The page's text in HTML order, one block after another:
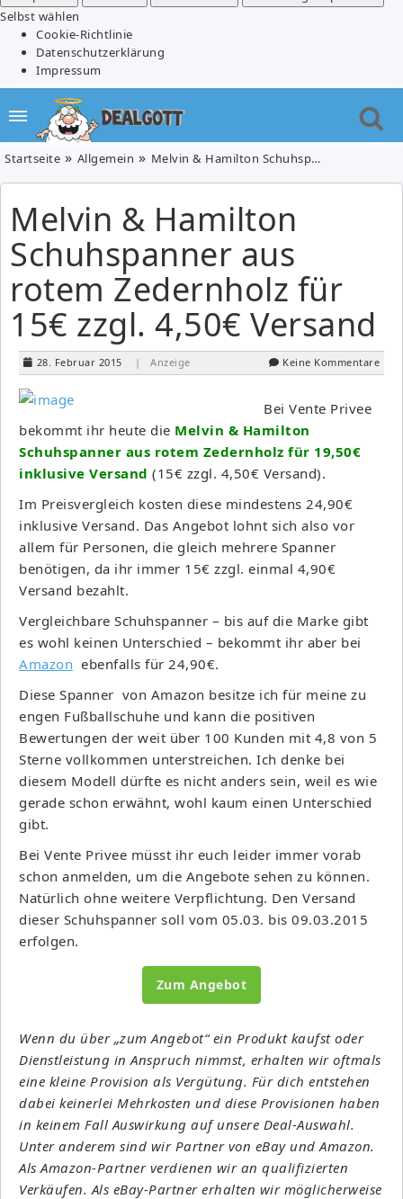
Selbst wählen
Cookie-Richtlinie
Datenschutzerklärung
Impressum
Startseite Allgemein Melvin & Hamilton Schuhspanner aus rotem Zedernholz für 15€ zzgl. 4,50€ Versand
Melvin & Hamilton
Schuhspanner aus
rotem Zedernholz für
15€ zzgl. 4,50€ Versand
28. Februar 2015 | Anzeige Keine Kommentare
Bei Vente Privee
bekommt ihr heute die Melvin & Hamilton
Schuhspanner aus rotem Zedernholz für 19,50€
inklusive Versand (15€ zzgl. 4,50€ Versand).
Im Preisvergleich kosten diese mindestens 24,90€
inklusive Versand. Das Angebot lohnt sich also vor
allem für Personen, die gleich mehrere Spanner
benötigen, da ihr immer 15€ zzgl. einmal 4,90€
Versand bezahlt.
Vergleichbare Schuhspanner – bis auf die Marke gibt
es wohl keinen Unterschied – bekommt ihr aber bei
Amazon ebenfalls für 24,90€.
Diese Spanner von Amazon besitze ich für meine zu
engen Fußballschuhe und kann die positiven
Bewertungen der weit über 100 Kunden mit 4,8 von 5
Sterne vollkommen unterstreichen. Ich denke bei
diesem Modell dürfte es nicht anders sein, weil es wie
gerade schon erwähnt, wohl kaum einen Unterschied
gibt.
Bei Vente Privee müsst ihr euch leider immer vorab
schon anmelden, um die Angebote sehen zu können.
Natürlich ohne weitere Verpflichtung. Den Versand
dieser Schuhspanner soll vom 05.03. bis 09.03.2015
erfolgen.
Zum Angebot
Wenn du über „zum Angebot“ ein Produkt kaufst oder
Dienstleistung in Anspruch nimmst, erhalten wir oftmals
eine kleine Provision als Vergütung. Für dich entstehen
dabei keinerlei Mehrkosten und diese Provisionen haben
in keinem Fall Auswirkung auf unsere Deal-Auswahl.
Unter anderem sind wir Partner von eBay und Amazon.
Als Amazon-Partner verdienen wir an qualifizierten
Verkäufen. Als eBay-Partner erhalten wir möglicherweise